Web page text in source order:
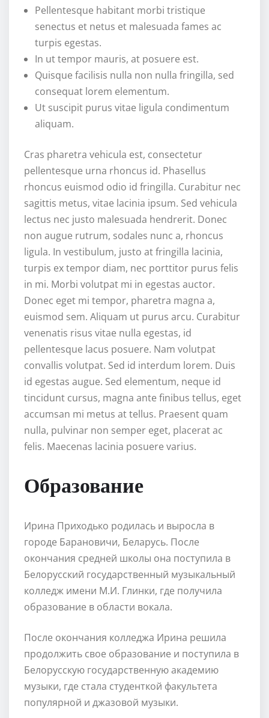
Pellentesque habitant morbi tristique
senectus et netus et malesuada fames ac
turpis egestas.
In ut tempor mauris, at posuere est.
Quisque facilisis nulla non nulla fringilla, sed
consequat lorem elementum.
Ut suscipit purus vitae ligula condimentum
aliquam.
Cras pharetra vehicula est, consectetur
pellentesque urna rhoncus id. Phasellus
rhoncus euismod odio id fringilla. Curabitur nec
sagittis metus, vitae lacinia ipsum. Sed vehicula
lectus nec justo malesuada hendrerit. Donec
non augue rutrum, sodales nunc a, rhoncus
ligula. In vestibulum, justo at fringilla lacinia,
turpis ex tempor diam, nec porttitor purus felis
in mi. Morbi volutpat mi in egestas auctor.
Donec eget mi tempor, pharetra magna a,
euismod sem. Aliquam ut purus arcu. Curabitur
venenatis risus vitae nulla egestas, id
pellentesque lacus posuere. Nam volutpat
convallis volutpat. Sed id interdum lorem. Duis
id egestas augue. Sed elementum, neque id
tincidunt cursus, magna ante finibus tellus, eget
accumsan mi metus at tellus. Praesent quam
nulla, pulvinar non semper eget, placerat ac
felis. Maecenas lacinia posuere varius.
Образование
Ирина Приходько родилась и выросла в
городе Барановичи, Беларусь. После
окончания средней школы она поступила в
Белорусский государственный музыкальный
колледж имени М.И. Глинки, где получила
образование в области вокала.
После окончания колледжа Ирина решила
продолжить свое образование и поступила в
Белорусскую государственную академию
музыки, где стала студенткой факультета
популярной и джазовой музыки.